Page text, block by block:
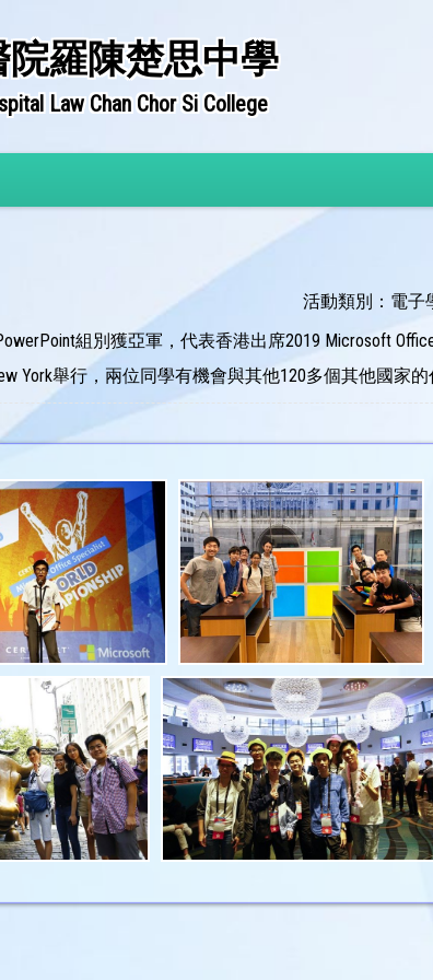
院羅陳楚思中學
Law Chan Chor Si College
活動類別：電子
組別獲亞軍，代表香港出席2019 Microsoft
舉行，兩位同學有機會與其他120多個其他國家的